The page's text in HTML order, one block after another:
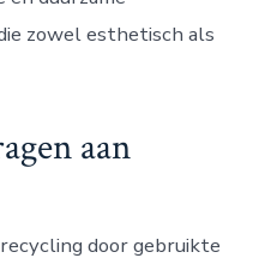
zowel esthetisch als
aan
door gebruikte